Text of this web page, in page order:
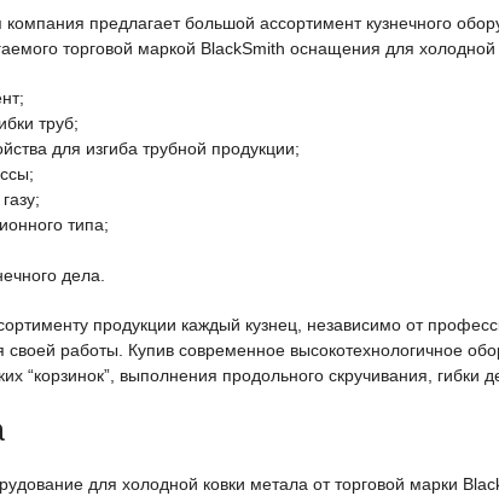
предлагает большой ассортимент кузнечного
торговой маркой BlackSmith оснащения для
труб;
для изгиба трубной продукции;
типа;
дела.
продукции каждый кузнец, независимо от
работы. Купив современное высокотехнологичное
“корзинок”, выполнения продольного скручивания,
для холодной ковки метала от торговой марки